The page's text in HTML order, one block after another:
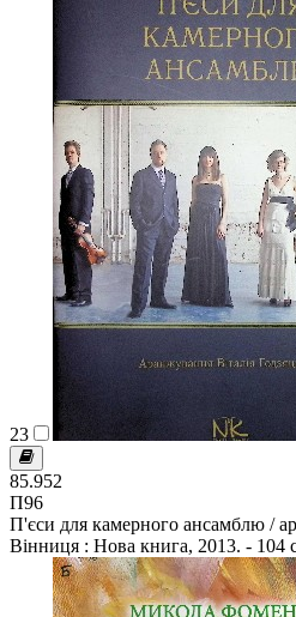
23
85.952
П96
П'єси для камерного ансамблю /
Вінниця : Нова книга, 2013. - 104